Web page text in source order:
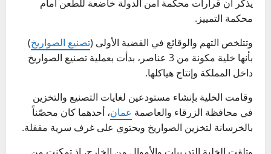
يذكر أن قرارات محكمة أمن الدولة خاضعة للطعن أمام
محكمة التمييز.
وتتلخص التهم والوقائع في القضية الأولى (تصنيع الصواريخ)
بأنها خلية مكونة من 3 عناصر، بدأت بعملية تصنيع الصواريخ
داخل المملكة وإنتاج هياكلها.
وقامت الخلية بإنشاء مستودعين لغايات التصنيع والتخزين
في محافظة الزرقاء والعاصمة عمان، أحدهما كان محصّناً
بالخرسانة لتخزين الصواريخ ويحتوي على غرف سرية مقفلة.
وتلقت الخلية التدريبات والأموال من الخارج، إذ تمكنت من